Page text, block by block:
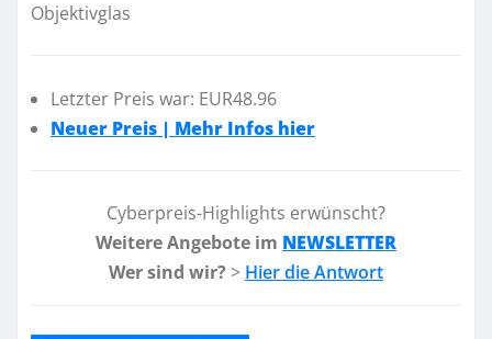
Objektivglas
Letzter Preis war: EUR48.96
Neuer Preis | Mehr Infos hier
Cyberpreis-Highlights erwünscht?
Weitere Angebote im NEWSLETTER
Wer sind wir? > Hier die Antwort